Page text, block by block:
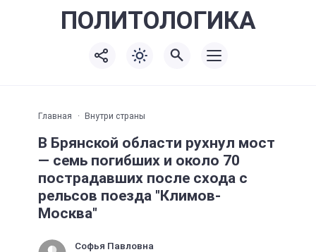
ПОЛИТОЛОГИКА
Главная Внутри страны
В Брянской области рухнул мост
— семь погибших и около 70
пострадавших после схода с
рельсов поезда "Климов-
Москва"
Софья Павловна